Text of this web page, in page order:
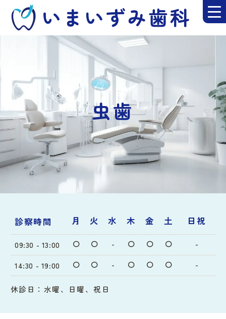
虫歯
診察時間 月 火 水 木 金 土 日祝
09:30 - 13:00 〇 〇 - 〇 〇 〇 -
14:30 - 19:00 〇 〇 - 〇 〇 〇 -
休診日：水曜、日曜、祝日